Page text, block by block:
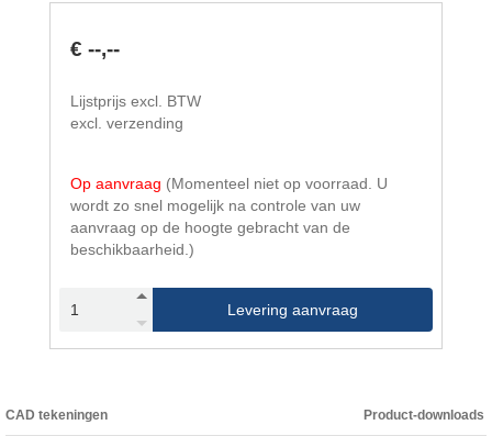
€ --,--
Lijstprijs excl. BTW
excl. verzending
Op aanvraag (Momenteel niet op voorraad. U
wordt zo snel mogelijk na controle van uw
aanvraag op de hoogte gebracht van de
beschikbaarheid.)
Levering aanvraag
CAD tekeningen Product-downloads